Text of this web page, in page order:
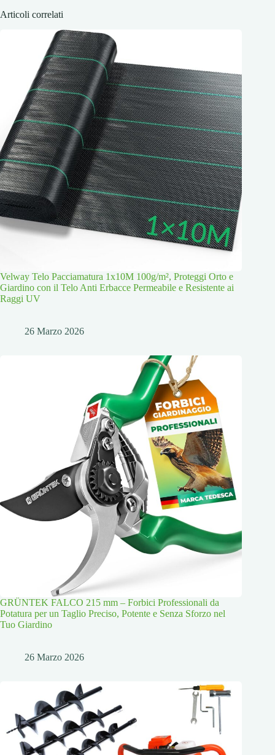
Articoli correlati
Velway Telo Pacciamatura 1x10M 100g/m², Proteggi Orto e
Giardino con il Telo Anti Erbacce Permeabile e Resistente ai
Raggi UV
26 Marzo 2026
GRÜNTEK FALCO 215 mm – Forbici Professionali da
Potatura per un Taglio Preciso, Potente e Senza Sforzo nel
Tuo Giardino
26 Marzo 2026